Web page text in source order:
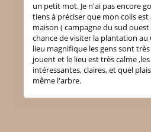
un petit mot. Je n'ai pas encore
tiens à préciser que mon colis
maison ( campagne du sud ouest
chance de visiter la plantation au
lieu magnifique les gens sont
jouent et le lieu est très calme
intéressantes, claires, et quel
même l'arbre.